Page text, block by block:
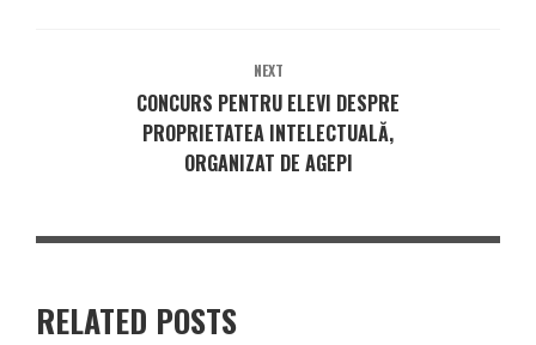
NEXT
CONCURS PENTRU ELEVI DESPRE
PROPRIETATEA INTELECTUALĂ,
ORGANIZAT DE AGEPI
RELATED POSTS